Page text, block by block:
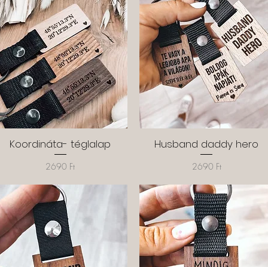
Gyorsnézet
Koordináta- téglalap
Ár
2690 Ft
Gyorsnézet
Husband daddy hero
Ár
2690 Ft